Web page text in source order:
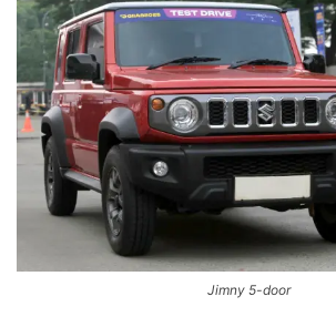
Jimny 5-door